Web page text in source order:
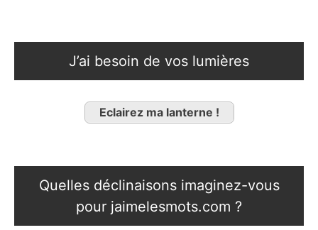
J’ai besoin de vos lumières
Eclairez ma lanterne !
Quelles déclinaisons imaginez-vous
pour jaimelesmots.com ?